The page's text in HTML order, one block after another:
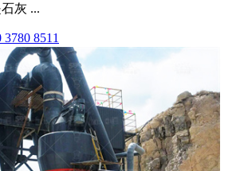
灰 ...
8511